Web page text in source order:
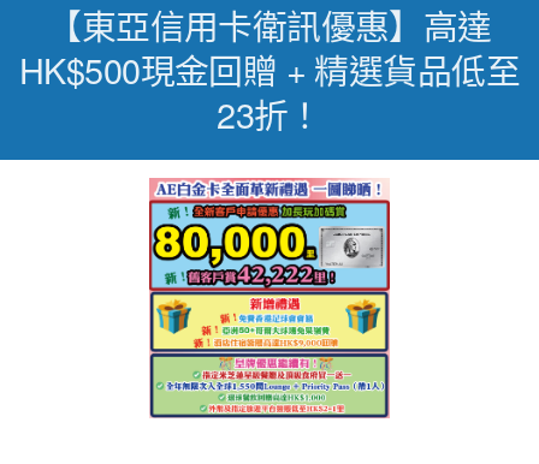
【東亞信用卡衛訊優惠】高達
HK$500現金回贈 + 精選貨品低至
23折！